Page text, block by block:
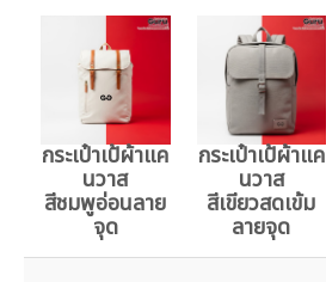
กระเป๋าเป้ผ้าแค
นวาส
สีชมพูอ่อนลาย
จุด
กระเป๋าเป้ผ้าแค
นวาส
สีเขียวสดเข้ม
ลายจุด